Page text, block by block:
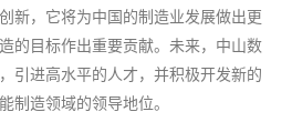
新，它将为中国的制造业发展做出更
的目标作出重要贡献。未来，中山数
引进高水平的人才，并积极开发新的
制造领域的领导地位。